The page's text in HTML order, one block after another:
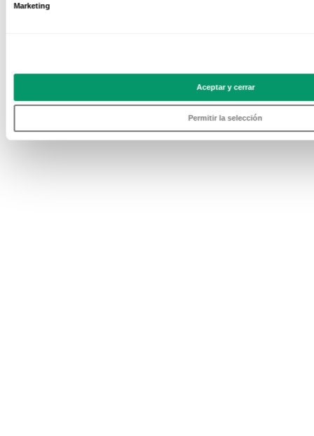
Marketing
Aceptar y cerrar
Permitir la selección